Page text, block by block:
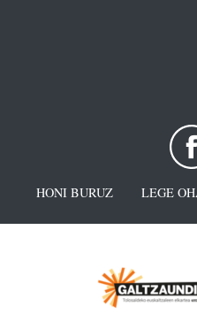
HONI BURUZ LEGE